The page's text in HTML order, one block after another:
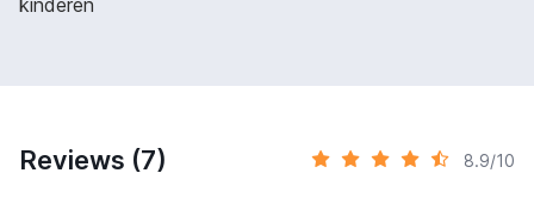
kinderen
Reviews (7) 8.9/10